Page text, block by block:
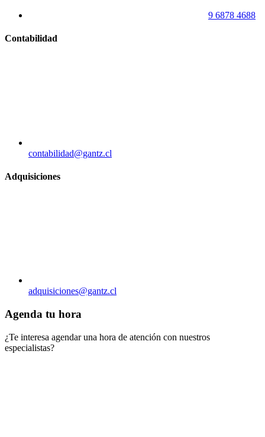
9 6878 4688
Contabilidad
contabilidad@gantz.cl
Adquisiciones
adquisiciones@gantz.cl
Agenda tu hora
¿Te interesa agendar una hora de atención con nuestros
especialistas?